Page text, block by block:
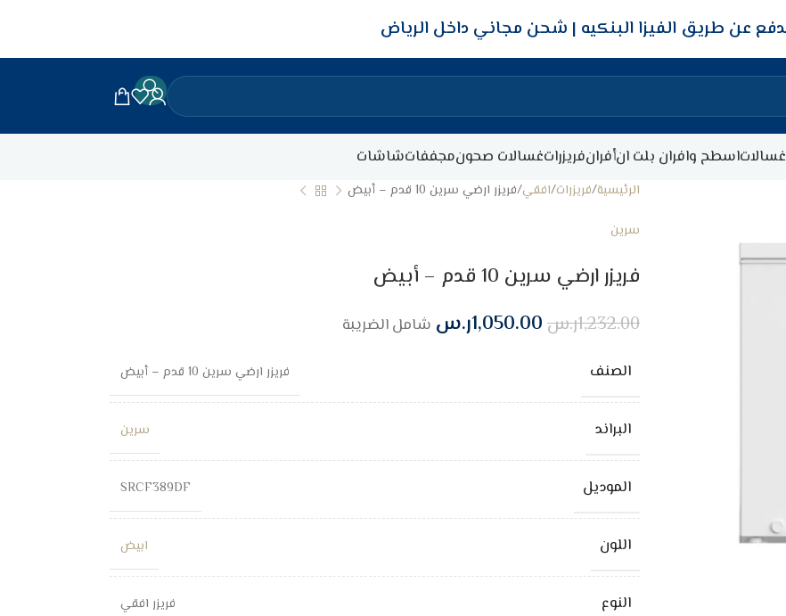
شحن مجاني داخل الرياض
غسالاتاسطح وافران بلت انأفرانفريزراتغسالات صحونمجففاتشاشات
الرئيسية فريزرات افقي فريزر ارضي سرين 10 قدم – أبيض
سرين
فريزر ارضي سرين 10 قدم – أبيض
1,232.00ر.س1,050.00ر.س شامل الضريبة
الصنف فريزر ارضي سرين 10 قدم – أبيض
البراند سرين
الموديل SRCF389DF
اللون ابيض
النوع فريزر افقي